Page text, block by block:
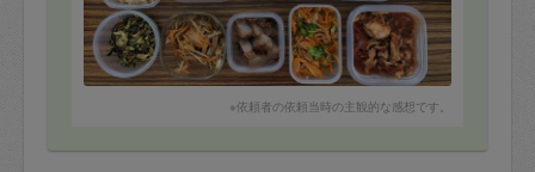
※依頼者の依頼当時の主観的な感想です。